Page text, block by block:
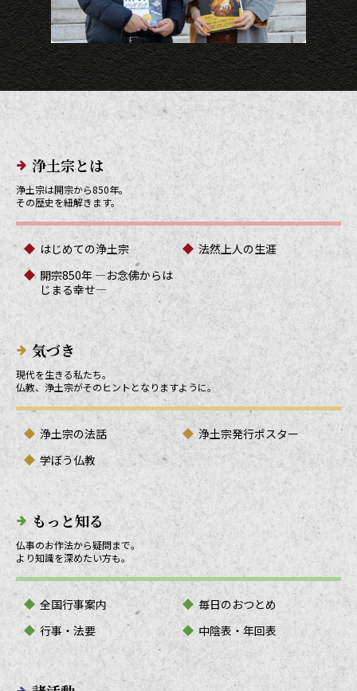
メインメニューリンク
浄土宗とは
浄土宗は開宗から850年。
その歴史を紐解きます。
はじめての浄土宗
法然上人の生涯
開宗850年 ―お念佛からは
じまる幸せ―
気づき
現代を生きる私たち。
仏教、浄土宗がそのヒントとなりますように。
浄土宗の法話
浄土宗発行ポスター
学ぼう仏教
もっと知る
仏事のお作法から疑問まで。
より知識を深めたい方も。
全国行事案内
毎日のおつとめ
行事・法要
中陰表・年回表